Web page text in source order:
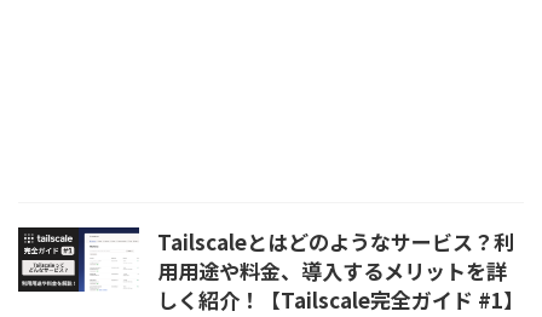
Tailscaleとはどのようなサービス？利
用用途や料金、導入するメリットを詳
しく紹介！【Tailscale完全ガイド #1】